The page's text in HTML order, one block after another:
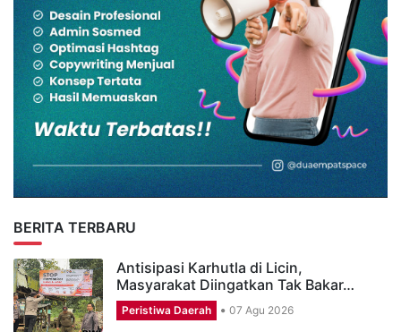
BERITA TERBARU
Antisipasi Karhutla di Licin,
Masyarakat Diingatkan Tak Bakar…
Peristiwa Daerah 07 Agu 2026